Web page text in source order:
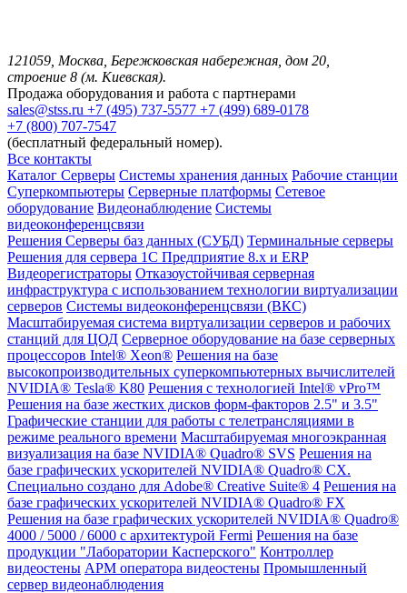
121059, Москва, Бережковская набережная, дом 20,
строение 8 (м. Киевская).
Продажа оборудования и работа с партнерами
sales@stss.ru +7 (495) 737-5577 +7 (499) 689-0178
+7 (800) 707-7547
(бесплатный федеральный номер).
Все контакты
Каталог Серверы Системы хранения данных Рабочие станции
Суперкомпьютеры Серверные платформы Сетевое
оборудование Видеонаблюдение Системы
видеоконференцсвязи
Решения Серверы баз данных (СУБД) Терминальные серверы
Решения для сервера 1С Предприятие 8.x и ERP
Видеорегистраторы Отказоустойчивая серверная
инфраструктура с использованием технологии виртуализации
серверов Системы видеоконференцсвязи (ВКС)
Масштабируемая система виртуализации серверов и рабочих
станций для ЦОД Серверное оборудование на базе серверных
процессоров Intel® Xeon® Решения на базе
высокопроизводительных суперкомпьютерных вычислителей
NVIDIA® Tesla® K80 Решения с технологией Intel® vPro™
Решения на базе жестких дисков форм-факторов 2.5" и 3.5"
Графические станции для работы с телетрансляциями в
режиме реального времени Масштабируемая многоэкранная
визуализация на базе NVIDIA® Quadro® SVS Решения на
базе графических ускорителей NVIDIA® Quadro® CX.
Специально создано для Adobe® Creative Suite® 4 Решения на
базе графических ускорителей NVIDIA® Quadro® FX
Решения на базе графических ускорителей NVIDIA® Quadro®
4000 / 5000 / 6000 с архитектурой Fermi Решения на базе
продукции "Лаборатории Касперского" Контроллер
видеостены АРМ оператора видеостены Промышленный
сервер видеонаблюдения